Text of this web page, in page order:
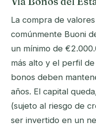
La compra de
comúnmente Buoni
un mínimo de
más alto y el perfil
bonos deben
años. El capital
(sujeto al riesgo de
ser invertido en un